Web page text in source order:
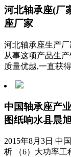
河北轴承座(厂
座厂家
河北轴承座生产
从事这项产品生
质量优越,一直获
中国轴承座产
图纸响水县晨
2015年8月3日 中
析 （6）大功率工